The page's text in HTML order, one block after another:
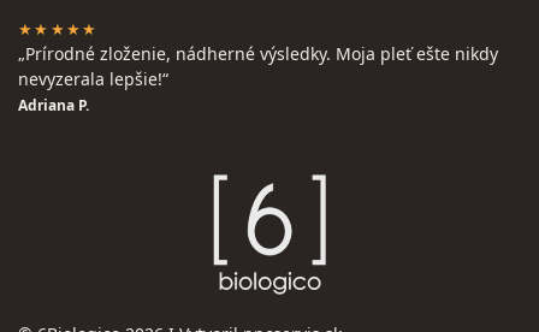
★★★★★
„Prírodné zloženie, nádherné výsledky. Moja pleť ešte nikdy
nevyzerala lepšie!“
Adriana P.